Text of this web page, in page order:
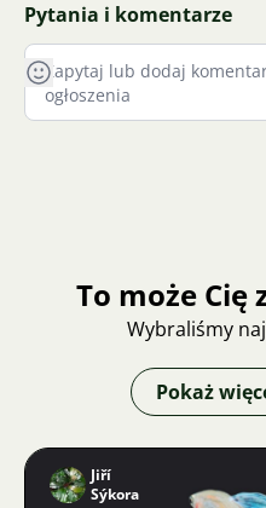
Pytania i komentarze
To może
Wybraliśmy
Pokaż
Jiří
Sýkora